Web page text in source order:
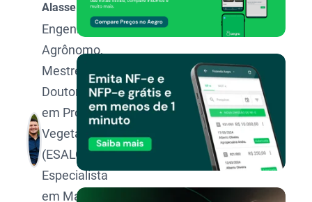
Alasse Oliveira
Engenheiro
Agrônomo,
Mestre e
Doutorando
em Produção
Vegetal pela
(ESALQ/USP).
Especialista
em Manejo e